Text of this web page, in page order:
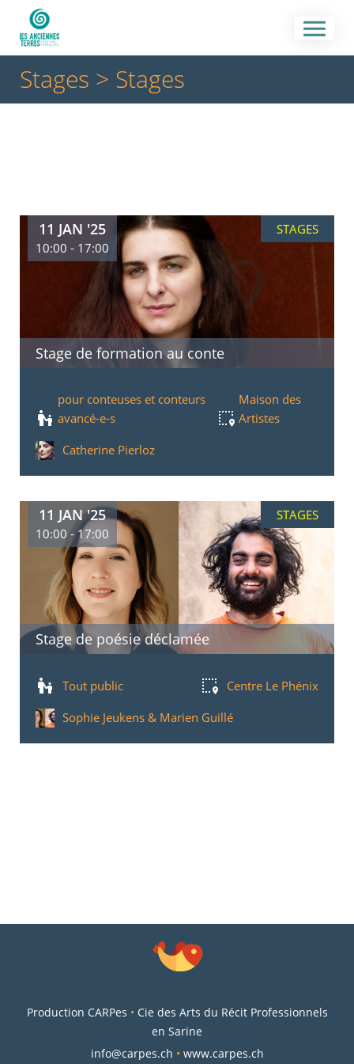
Stages > Stages
Stage de formation au conte
11 JAN '25
10:00 - 17:00
STAGES
pour conteuses et conteurs
avancé-e-s
Maison des
Artistes
Catherine Pierloz
Stage de poésie déclamée
11 JAN '25
10:00 - 17:00
STAGES
Tout public
Centre Le Phénix
Sophie Jeukens & Marien Guillé
Production CARPes • Cie des Arts du Récit Professionnels
en Sarine
info@carpes.ch • www.carpes.ch